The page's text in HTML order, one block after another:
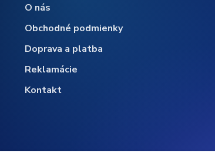
O nás
Obchodné podmienky
Doprava a platba
Reklamácie
Kontakt